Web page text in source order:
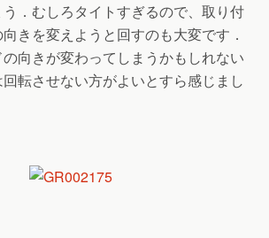
．むしろタイトすぎるので、取り付
きを変えようと回すのも大変です．
向きが変わってしまうかもしれない
転させない方がよいとすら感じまし